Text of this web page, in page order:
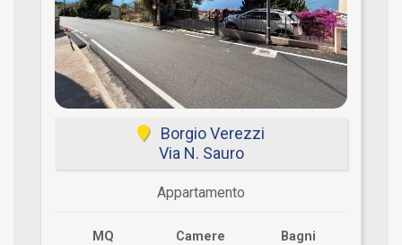
Borgio Verezzi
Via N. Sauro
Appartamento
MQ Camere Bagni